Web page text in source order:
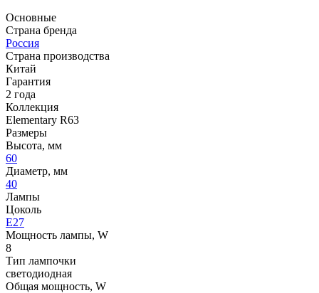
Основные
Страна бренда
Россия
Страна производства
Китай
Гарантия
2 года
Коллекция
Elementary R63
Размеры
Высота, мм
60
Диаметр, мм
40
Лампы
Цоколь
E27
Мощность лампы, W
8
Тип лампочки
светодиодная
Общая мощность, W